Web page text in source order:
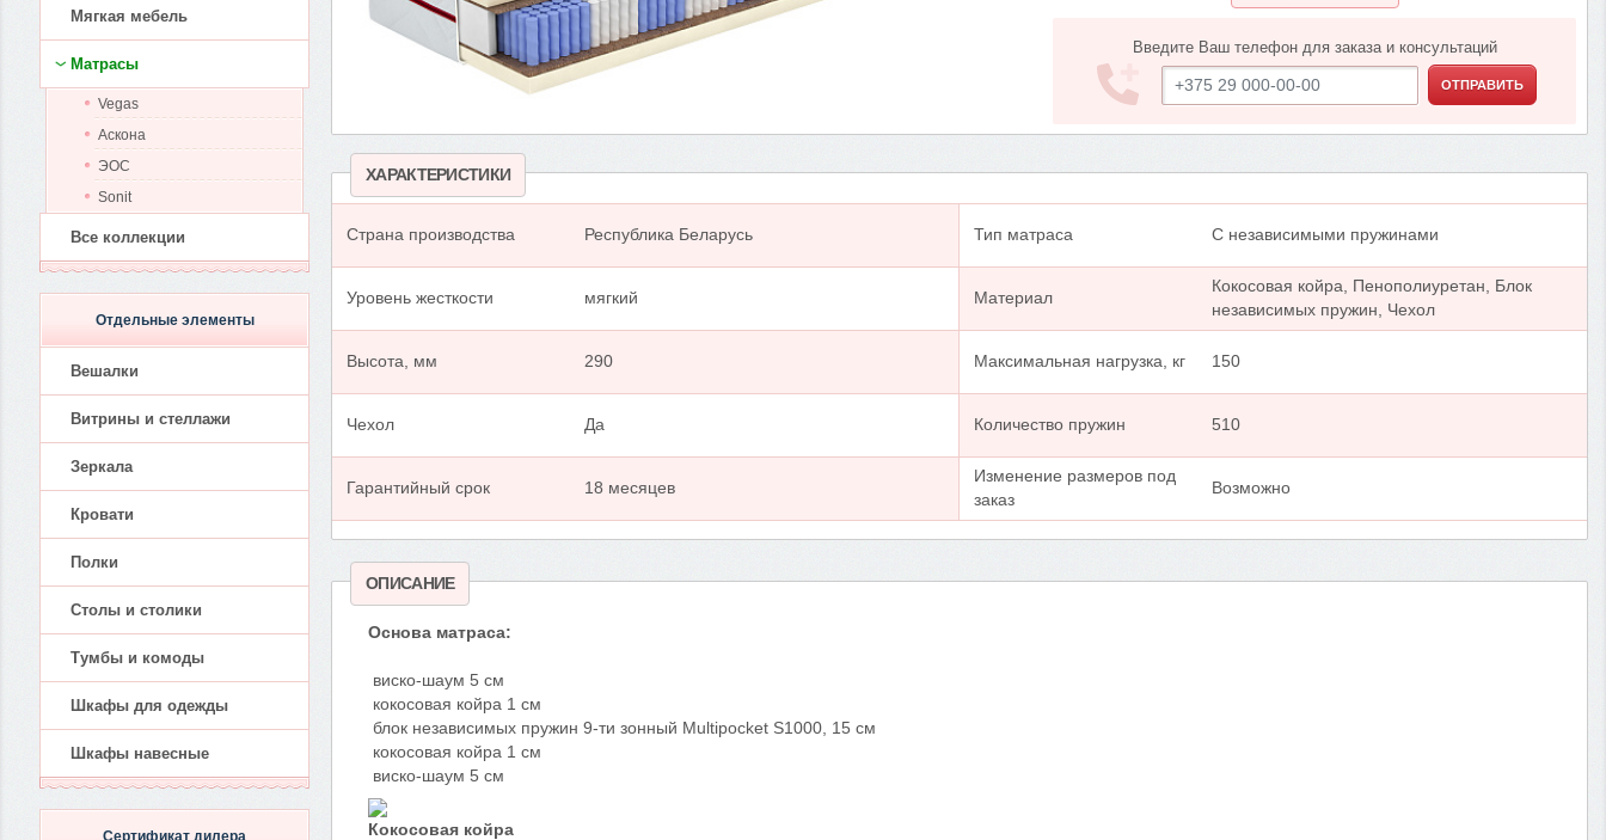
Введите Ваш телефон для заказа и консультаций
ОТПРАВИТЬ
ХАРАКТЕРИСТИКИ
Страна производства Республика Беларусь
Уровень жесткости мягкий
Высота, мм 290
Чехол Да
Гарантийный срок 18 месяцев
Тип матраса С независимыми пружинами
Материал
Кокосовая койра, Пенополиуретан, Блок
независимых пружин, Чехол
Максимальная нагрузка, кг 150
Количество пружин 510
Изменение размеров под
заказ
Возможно
ОПИСАНИЕ
Основа матраса:
виско-шаум 5 см
кокосовая койра 1 см
блок независимых пружин 9-ти зонный Multipocket S1000, 15 см
кокосовая койра 1 см
виско-шаум 5 см
Кокосовая койра
Мягкая мебель
Матрасы
Vegas
Аскона
ЭОС
Sonit
Все коллекции
Отдельные элементы
Вешалки
Витрины и стеллажи
Зеркала
Кровати
Полки
Столы и столики
Тумбы и комоды
Шкафы для одежды
Шкафы навесные
Сертификат дилера